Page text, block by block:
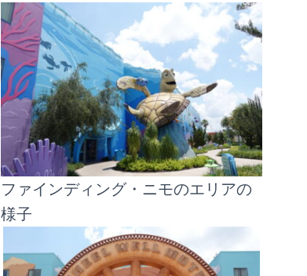
ファインディング・ニモのエリアの
様子